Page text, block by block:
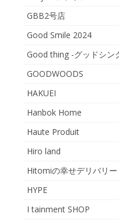
GBB2号店
Good Smile 2024
Good thing -グッドシン
GOODWOODS
HAKUEI
Hanbok Home
Haute Produit
Hiro land
Hitomiの幸せデリバリー
HYPE
I tainment SHOP